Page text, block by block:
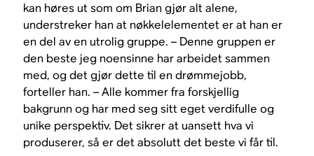
kan høres ut som om Brian gjør alt alene,
understreker han at nøkkelelementet er at han er
en del av en utrolig gruppe. – Denne gruppen er
den beste jeg noensinne har arbeidet sammen
med, og det gjør dette til en drømmejobb,
forteller han. – Alle kommer fra forskjellig
bakgrunn og har med seg sitt eget verdifulle og
unike perspektiv. Det sikrer at uansett hva vi
produserer, så er det absolutt det beste vi får til.